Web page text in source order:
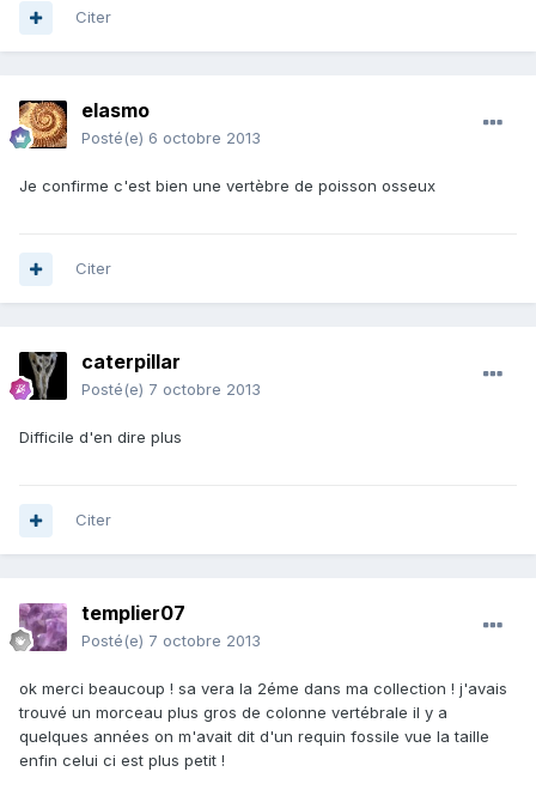
Citer
elasmo
Posté(e) 6 octobre 2013
Je confirme c'est bien une vertèbre de poisson osseux
Citer
caterpillar
Posté(e) 7 octobre 2013
Difficile d'en dire plus
Citer
templier07
Posté(e) 7 octobre 2013
ok merci beaucoup ! sa vera la 2éme dans ma collection ! j'avais
trouvé un morceau plus gros de colonne vertébrale il y a
quelques années on m'avait dit d'un requin fossile vue la taille
enfin celui ci est plus petit !